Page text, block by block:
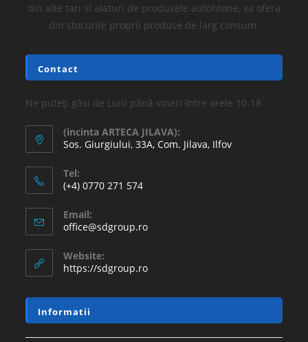
din alte tari si alaturi de produsele autohtone, va ofera
din stocurile proprii produse de larg consum.
Contact
Ne puteți găsi de Luni până vineri între orele 10-18
(incinta ARTECA JILAVA):
Sos. Giurgiului, 33A, Com. Jilava, Ilfov
Tel:
(+4) 0770 271 574
Email:
office@sdgroup.ro
Website:
https://sdgroup.ro
Informatii